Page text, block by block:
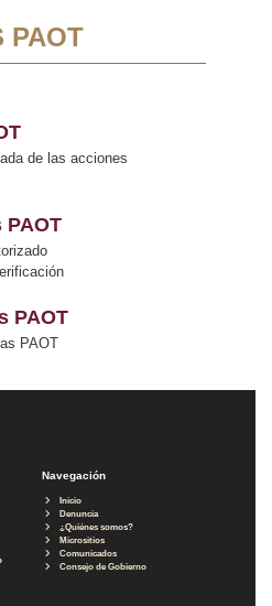
PAOT
de las acciones
PAOT
PAOT
PAOT
Navegación
Inicio
Denuncia
¿Quiénes somos?
Micrositios
Comunicados
Consejo de Gobierno